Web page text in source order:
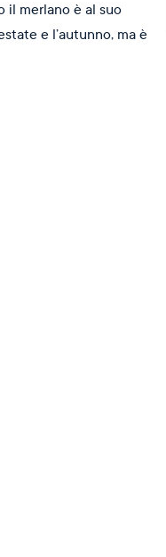
il merlano è al suo
e l’autunno, ma è